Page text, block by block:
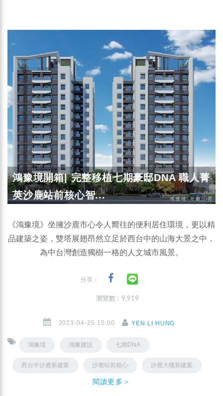
鴻豫境開箱| 完整移植七期豪邸DNA 職人菁
英沙鹿站前核心智...
《鴻豫境》坐擁沙鹿市心令人嚮往的便利居住環境，更以精
品建築之姿，雙塔展翅昂然立足於西台中的山海大景之中，
為中台灣創造獨樹一格的人文城市風景。
分享：
瀏覽數 : 9,919
2023-04-25 15:00 YEN LI HUNG
鴻豫境 鴻豫建設 七期DNA
西台中沙鹿新建案 沙鹿站前核心 沙鹿大樓新建案
閱讀更多＞